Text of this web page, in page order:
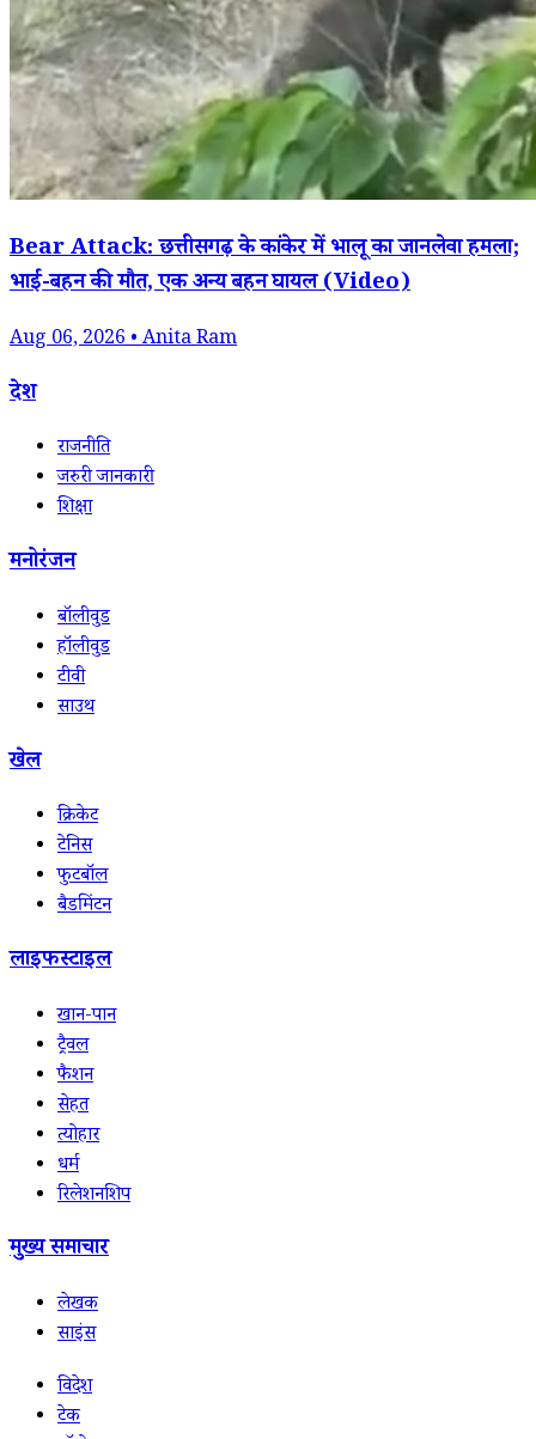
Bear Attack: छत्तीसगढ़ के कांकेर में भालू का जानलेवा हमला;
भाई-बहन की मौत, एक अन्य बहन घायल (Video)
Aug 06, 2026 • Anita Ram
देश
राजनीति
जरुरी जानकारी
शिक्षा
मनोरंजन
बॉलीवुड
हॉलीवुड
टीवी
साउथ
खेल
क्रिकेट
टेनिस
फुटबॉल
बैडमिंटन
लाइफस्टाइल
खान-पान
ट्रैवल
फैशन
सेहत
त्योहार
धर्म
रिलेशनशिप
मुख्य समाचार
लेखक
साइंस
विदेश
टेक